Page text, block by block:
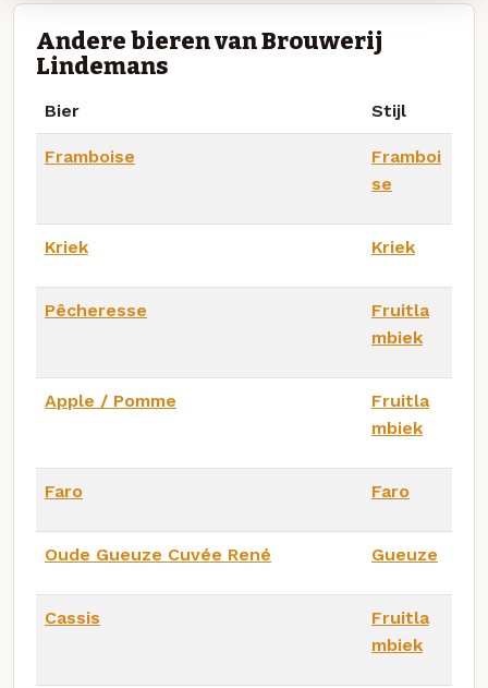
Andere bieren van Brouwerij
Lindemans
Bier Stijl
Framboise
Framboi
se
Kriek Kriek
Pêcheresse
Fruitla
mbiek
Apple / Pomme
Fruitla
mbiek
Faro Faro
Oude Gueuze Cuvée René Gueuze
Cassis
Fruitla
mbiek